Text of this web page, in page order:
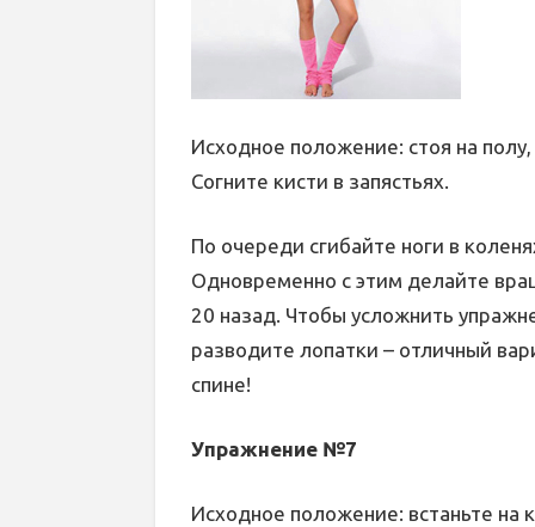
Исходное положение: стоя на
Согните кисти в запястьях.
По очереди сгибайте ноги в
Одновременно с этим делайте
20 назад. Чтобы усложнить
разводите лопатки – отличный
спине!
Упражнение №7
Исходное положение: встаньте на